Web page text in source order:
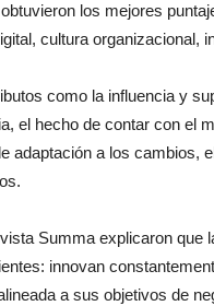
los mejores
cultura organizacional,
como la influencia y
el hecho de contar con el
adaptación a los cambios,
Summa explicaron
innovan
a sus objetivos de